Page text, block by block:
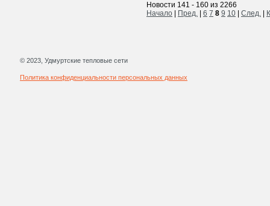
Новости 141 - 160 из 2266
Начало
Пред. 6 7 8 9 10 След.
© 2023, Удмуртские тепловые сети
Политика конфиденциальности персональных данных